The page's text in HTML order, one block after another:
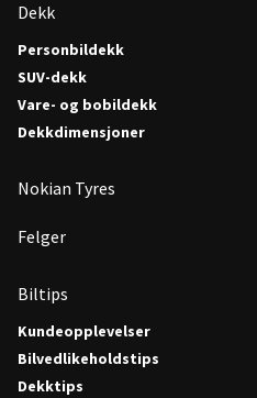
Dekk
Personbildekk
SUV-dekk
Vare- og bobildekk
Dekkdimensjoner
Nokian Tyres
Felger
Biltips
Kundeopplevelser
Bilvedlikeholdstips
Dekktips